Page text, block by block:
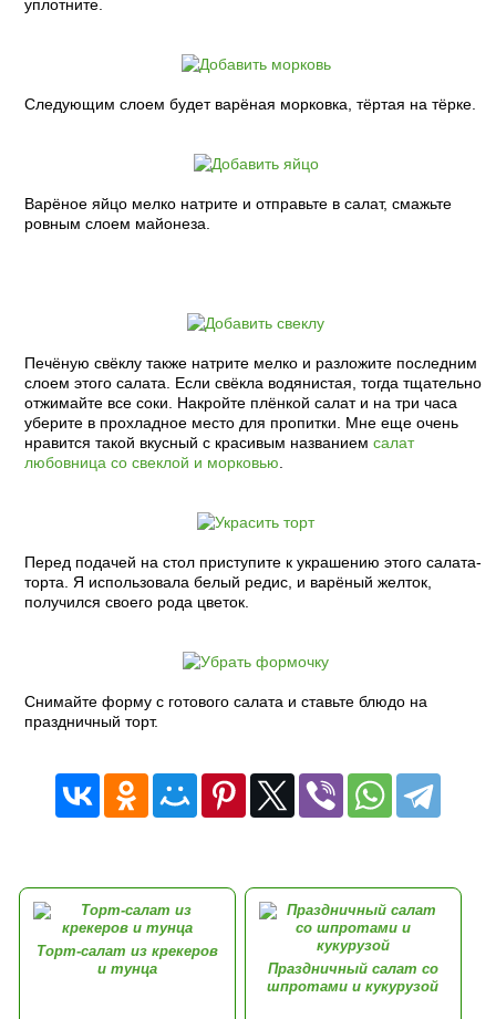
уплотните.
Следующим слоем будет варёная морковка, тёртая на тёрке.
Варёное яйцо мелко натрите и отправьте в салат, смажьте
ровным слоем майонеза.
Печёную свёклу также натрите мелко и разложите последним
слоем этого салата. Если свёкла водянистая, тогда тщательно
отжимайте все соки. Накройте плёнкой салат и на три часа
уберите в прохладное место для пропитки. Мне еще очень
нравится такой вкусный с красивым названием салат
любовница со свеклой и морковью.
Перед подачей на стол приступите к украшению этого салата-
торта. Я использовала белый редис, и варёный желток,
получился своего рода цветок.
Снимайте форму с готового салата и ставьте блюдо на
праздничный торт.
Торт-салат из крекеров
и тунца
Праздничный салат со
шпротами и кукурузой